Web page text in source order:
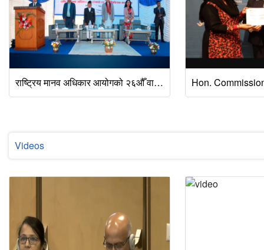
राष्ट्रिय मानव अधिकार आयोगको २६औँ वार्षिकोत्सवको अवसरमा मिति २०८३ जेठ १३ गते विशेष कार्यक्रम सम्पन्न भएको छ।
Videos